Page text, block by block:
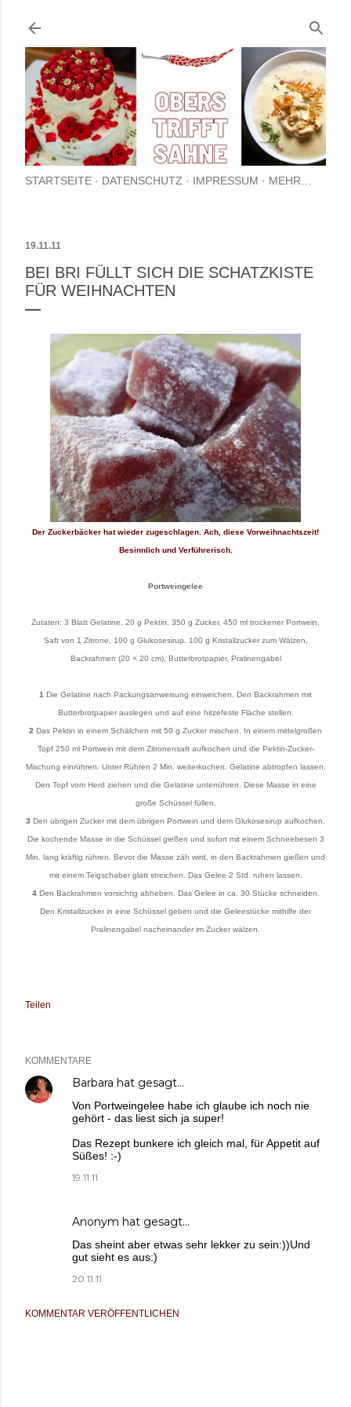
STARTSEITE DATENSCHUTZ IMPRESSUM MEHR…
19.11.11
BEI BRI FÜLLT SICH DIE SCHATZKISTE
FÜR WEIHNACHTEN
Der Zuckerbäcker hat wieder zugeschlagen. Ach, diese Vorweihnachtszeit!
Besinnlich und Verführerisch.
Portweingelee
Zutaten: 3 Blatt Gelatine, 20 g Pektin, 350 g Zucker, 450 ml trockener Portwein,
Saft von 1 Zitrone, 100 g Glukosesirup, 100 g Kristallzucker zum Wälzen,
Backrahmen (20 × 20 cm), Butterbrotpapier, Pralinengabel
1 Die Gelatine nach Packungsanweisung einweichen. Den Backrahmen mit
Butterbrotpapier auslegen und auf eine hitzefeste Fläche stellen.
2 Das Pektin in einem Schälchen mit 50 g Zucker mischen. In einem mittelgroßen
Topf 250 ml Portwein mit dem Zitronensaft aufkochen und die Pektin-Zucker-
Mischung einrühren. Unter Rühren 2 Min. weiterkochen. Gelatine abtropfen lassen.
Den Topf vom Herd ziehen und die Gelatine unterrühren. Diese Masse in eine
große Schüssel füllen.
3 Den übrigen Zucker mit dem übrigen Portwein und dem Glukosesirup aufkochen.
Die kochende Masse in die Schüssel gießen und sofort mit einem Schneebesen 3
Min. lang kräftig rühren. Bevor die Masse zäh wird, in den Backrahmen gießen und
mit einem Teigschaber glatt streichen. Das Gelee 2 Std. ruhen lassen.
4Den Backrahmen vorsichtig abheben. Das Gelee in ca. 30 Stücke schneiden.
Den Kristallzucker in eine Schüssel geben und die Geleestücke mithilfe der
Pralinengabel nacheinander im Zucker wälzen.
Teilen
KOMMENTARE
Barbara hat gesagt…
Von Portweingelee habe ich glaube ich noch nie
gehört - das liest sich ja super!
Das Rezept bunkere ich gleich mal, für Appetit auf
Süßes! :-)
19.11.11
Anonym hat gesagt…
Das sheint aber etwas sehr lekker zu sein:))Und
gut sieht es aus:)
20.11.11
KOMMENTAR VERÖFFENTLICHEN